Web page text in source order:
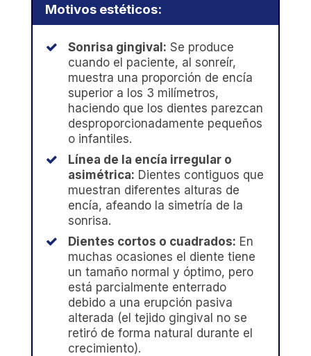
Motivos estéticos:
Sonrisa gingival: Se produce
cuando el paciente, al sonreír,
muestra una proporción de encía
superior a los 3 milímetros,
haciendo que los dientes parezcan
desproporcionadamente pequeños
o infantiles.
Línea de la encía irregular o
asimétrica: Dientes contiguos que
muestran diferentes alturas de
encía, afeando la simetría de la
sonrisa.
Dientes cortos o cuadrados: En
muchas ocasiones el diente tiene
un tamaño normal y óptimo, pero
está parcialmente enterrado
debido a una erupción pasiva
alterada (el tejido gingival no se
retiró de forma natural durante el
crecimiento).